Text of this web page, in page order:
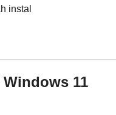
instal
Windows 11